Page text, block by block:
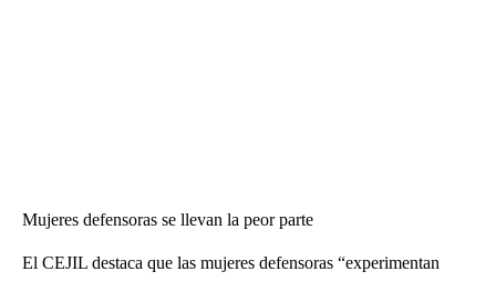
Mujeres defensoras se llevan la peor parte
El CEJIL destaca que las mujeres defensoras “experimentan